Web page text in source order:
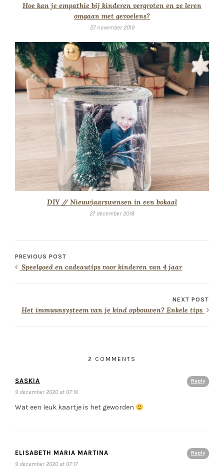
Hoe kan je empathie bij kinderen vergroten en ze leren
omgaan met gevoelens?
27 november 2019
DIY // Nieuwjaarswensen in een bokaal
27 december 2018
PREVIOUS POST
Speelgoed en cadeautips voor kinderen van 4 jaar
NEXT POST
Het immuunsysteem van je kind opbouwen? Enkele tips
2 COMMENTS
Reply
SASKIA
9 december 2020 at 07:16
Wat een leuk kaartje is het geworden
Reply
ELISABETH MARIA MARTINA
9 december 2020 at 07:17